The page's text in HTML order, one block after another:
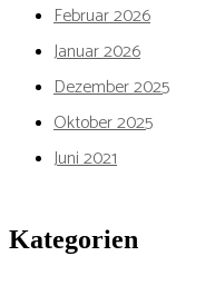
Februar 2026
Januar 2026
Dezember 2025
Oktober 2025
Juni 2021
Kategorien